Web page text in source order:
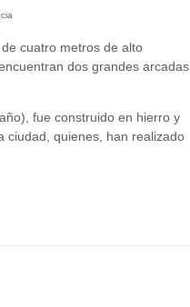
cuatro metros de alto
dos grandes arcadas
fue construido en hierro y
ciudad, quienes, han realizado